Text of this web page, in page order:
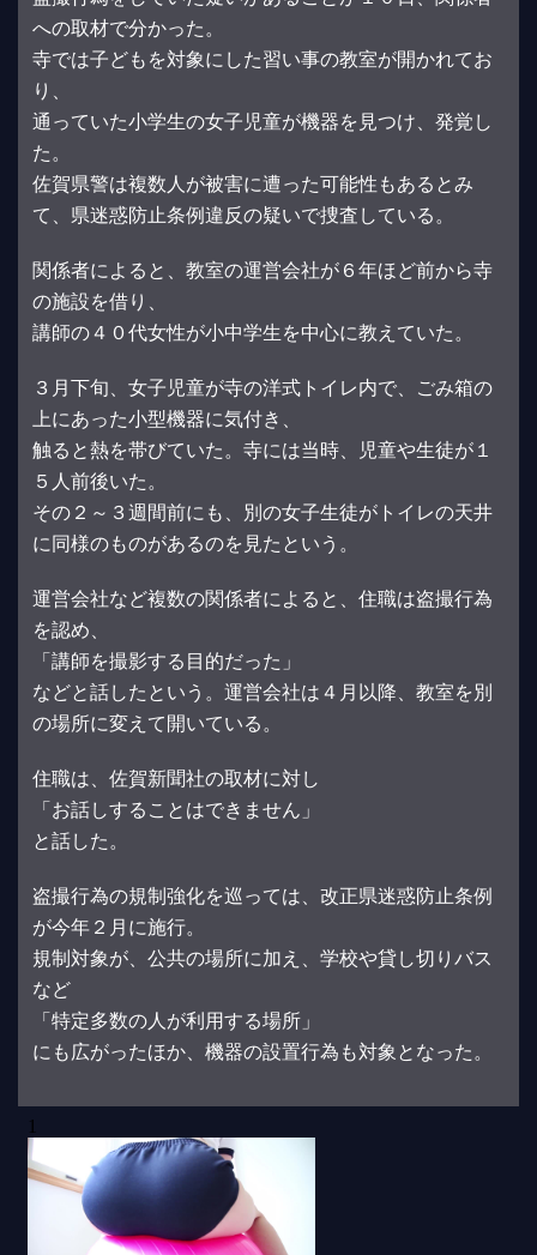
への取材で分かった。
寺では子どもを対象にした習い事の教室が開かれてお
り、
通っていた小学生の女子児童が機器を見つけ、発覚し
た。
佐賀県警は複数人が被害に遭った可能性もあるとみ
て、県迷惑防止条例違反の疑いで捜査している。
関係者によると、教室の運営会社が６年ほど前から寺
の施設を借り、
講師の４０代女性が小中学生を中心に教えていた。
３月下旬、女子児童が寺の洋式トイレ内で、ごみ箱の
上にあった小型機器に気付き、
触ると熱を帯びていた。寺には当時、児童や生徒が１
５人前後いた。
その２～３週間前にも、別の女子生徒がトイレの天井
に同様のものがあるのを見たという。
運営会社など複数の関係者によると、住職は盗撮行為
を認め、
「講師を撮影する目的だった」
などと話したという。運営会社は４月以降、教室を別
の場所に変えて開いている。
住職は、佐賀新聞社の取材に対し
「お話しすることはできません」
と話した。
盗撮行為の規制強化を巡っては、改正県迷惑防止条例
が今年２月に施行。
規制対象が、公共の場所に加え、学校や貸し切りバス
など
「特定多数の人が利用する場所」
にも広がったほか、機器の設置行為も対象となった。